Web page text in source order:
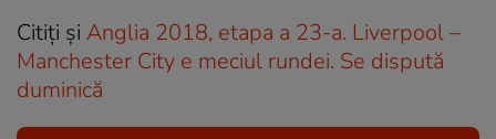
Citiți și Anglia 2018, etapa a 23-a. Liverpool –
Manchester City e meciul rundei. Se dispută
duminică